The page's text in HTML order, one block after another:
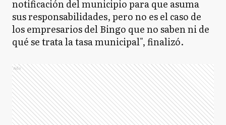
notificación del municipio para que asuma
sus responsabilidades, pero no es el caso de
los empresarios del Bingo que no saben ni de
qué se trata la tasa municipal", finalizó.
Ads